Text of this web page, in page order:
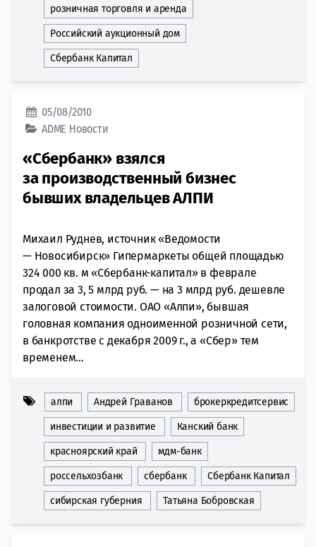
розничная торговля и аренда
Российский аукционный дом
Сбербанк Капитал
05/08/2010
ADME Новости
«Сбербанк» взялся
за производственный бизнес
бывших владельцев АЛПИ
Михаил Руднев, источник «Ведомости
— Новосибирск» Гипермаркеты общей площадью
324 000 кв. м «Сбербанк-капитал» в феврале
продал за 3, 5 млрд руб. — на 3 млрд руб. дешевле
залоговой стоимости. ОАО «Алпи», бывшая
головная компания одноименной розничной сети,
в банкротстве с декабря 2009 г., а «Сбер» тем
временем...
алпи Андрей Граванов брокеркредитсервис
инвестиции и развитие Канский банк
красноярский край мдм-банк
россельхозбанк сбербанк Сбербанк Капитал
сибирская губерния Татьяна Бобровская